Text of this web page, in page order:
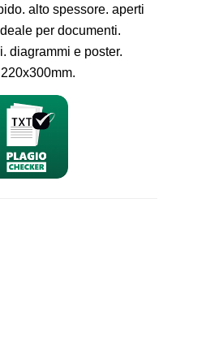
alto spessore. aperti
per documenti.
diagrammi e poster.